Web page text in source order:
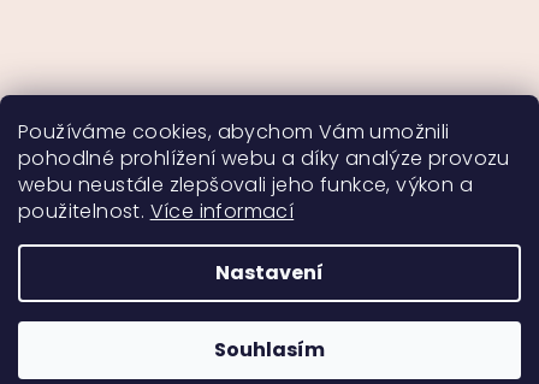
Používáme cookies, abychom Vám umožnili
pohodlné prohlížení webu a díky analýze provozu
webu neustále zlepšovali jeho funkce, výkon a
použitelnost. Více informací
Nastavení
Souhlasím
Sledovat na Instagramu